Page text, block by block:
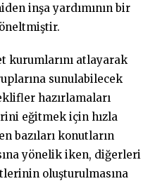
inşa yardımının bir
kurumlarını atlayarak
sunulabilecek
hazırlamaları
eğitmek için hızla
bazıları konutların
yönelik iken, diğerleri
oluşturulmasına